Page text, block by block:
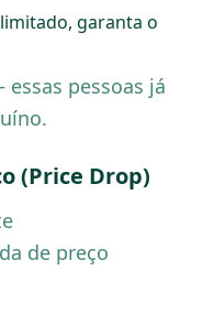
garanta o
pessoas já
(Price Drop)
de preço